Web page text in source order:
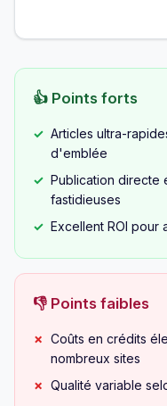
👍 Points forts
Articles ultra-
d'emblée
Publication directe
fastidieuses
Excellent ROI pour
👎 Points faibles
Coûts en crédits
nombreux sites
Qualité variable